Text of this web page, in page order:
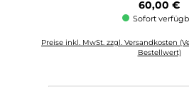
Regulärer
60,00 €
Sofort
Preise inkl. MwSt. zzgl. Versandkosten
Bestellwert)